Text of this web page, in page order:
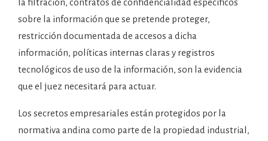
la filtración, contratos de confidencialidad específicos
sobre la información que se pretende proteger,
restricción documentada de accesos a dicha
información, políticas internas claras y registros
tecnológicos de uso de la información, son la evidencia
que el juez necesitará para actuar.
Los secretos empresariales están protegidos por la
normativa andina como parte de la propiedad industrial,